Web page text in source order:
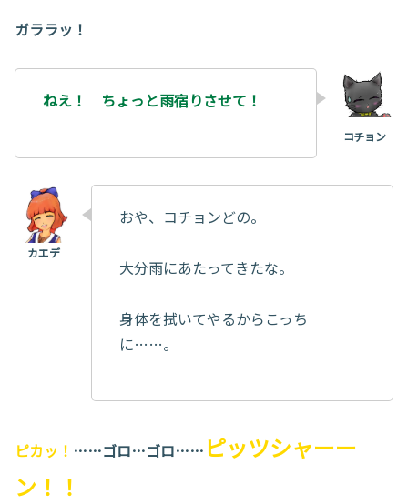
ガララッ！
ねえ！ ちょっと雨宿りさせて！
おや、コチョンどの。
大分雨にあたってきたな。
身体を拭いてやるからこっち
に……。
ピカッ！ ……ゴロ…ゴロ…… ピッツシャーー
ン！！